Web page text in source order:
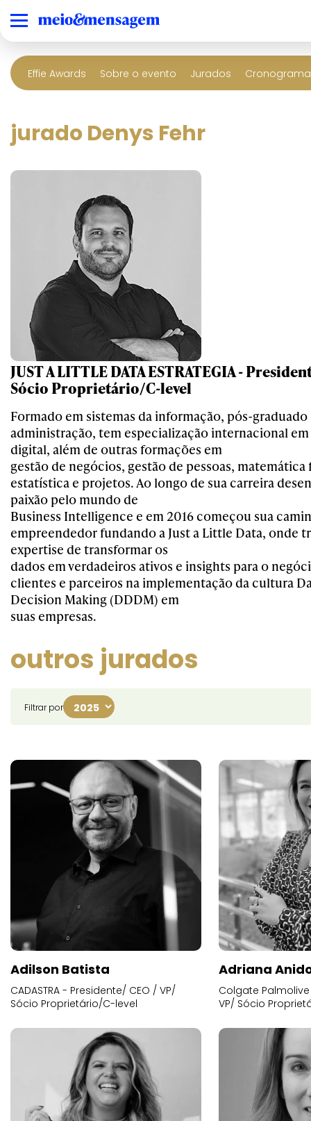
Effie Awards Sobre o evento Jurados
jurado Denys Fehr
JUST A LITTLE DATA ESTRATEGIA -
Sócio Proprietário/C-level
Formado em sistemas da informação, pós-graduado
administração, tem especialização internacional
digital, além de outras formações em
gestão de negócios, gestão de pessoas,
estatística e projetos. Ao longo de sua carreira
paixão pelo mundo de
Business Intelligence e em 2016 começou sua
empreendedor fundando a Just a Little Data, onde
expertise de transformar os
dados em verdadeiros ativos e insights para o
clientes e parceiros na implementação da cultura
Decision Making (DDDM) em
suas empresas.
outros jurados
Filtrar por
Adilson Batista
CADASTRA - Presidente/ CEO / VP/
Sócio Proprietário/C-level
Adriana
Colgate
VP/ Sócio